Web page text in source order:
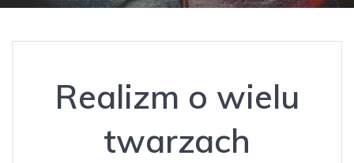
Realizm o wielu
twarzach